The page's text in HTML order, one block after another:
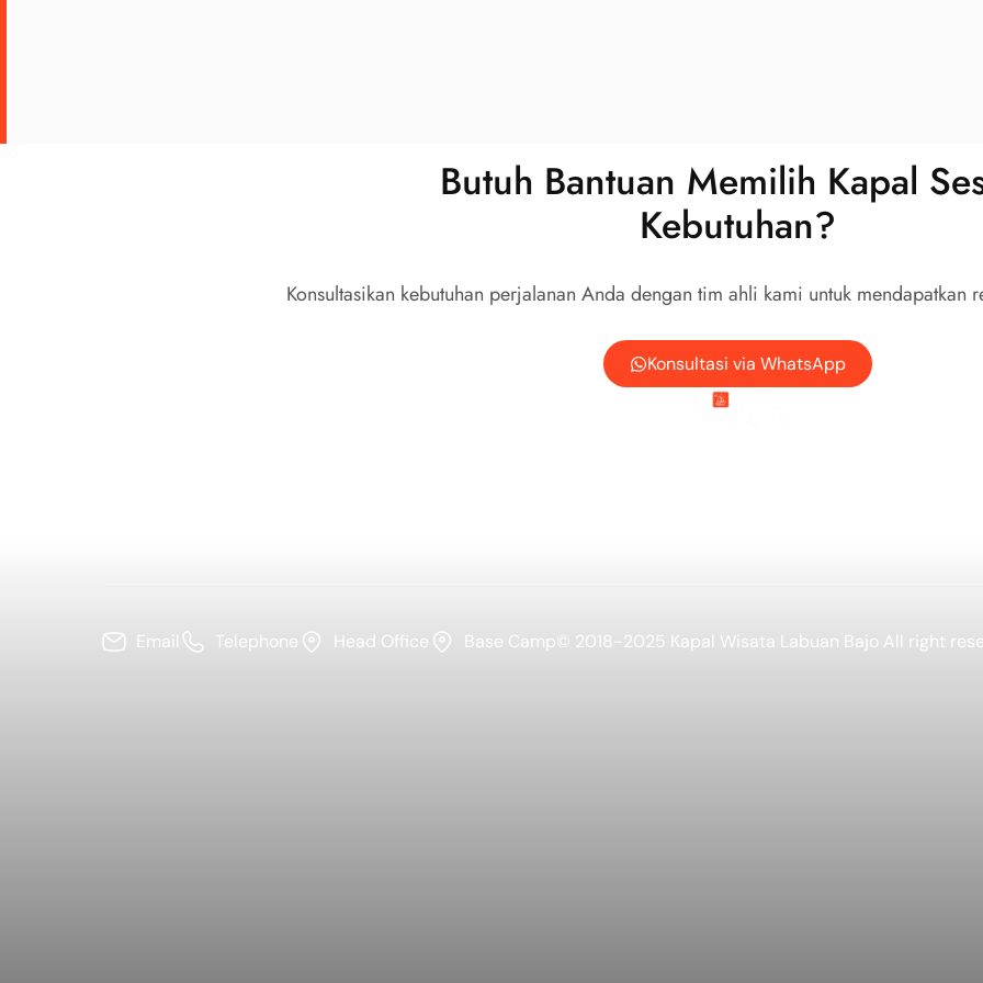
Butuh Bantuan Memilih Kapal
Kebutuhan?
Konsultasikan kebutuhan perjalanan Anda dengan tim ahli kami untuk mendapatkan
Konsultasi via WhatsApp
Email Telephone Head Office Base Camp© 2018-2025 Kapal Wisata Labuan Bajo All right